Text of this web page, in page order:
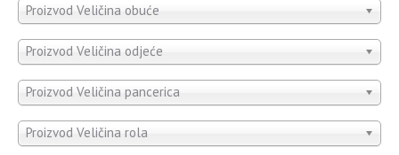
Proizvod Veličina obuće
Proizvod Veličina odjeće
Proizvod Veličina pancerica
Proizvod Veličina rola